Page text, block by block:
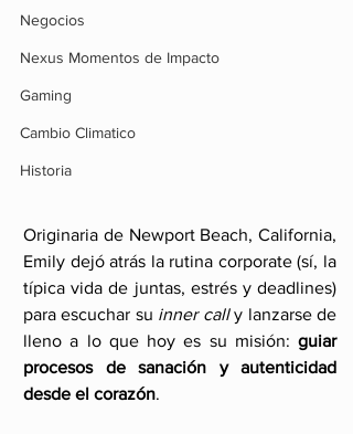
Negocios
Nexus Momentos de Impacto
Gaming
Cambio Climatico
Historia
Originaria de Newport Beach, California,
Emily dejó atrás la rutina corporate (sí, la
típica vida de juntas, estrés y deadlines)
para escuchar su inner call y lanzarse de
lleno a lo que hoy es su misión: guiar
procesos de sanación y autenticidad
desde el corazón.